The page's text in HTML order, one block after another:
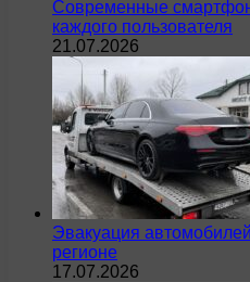
Современные
каждого пользователя
21.07.2026
Эвакуация
регионе
17.07.2026